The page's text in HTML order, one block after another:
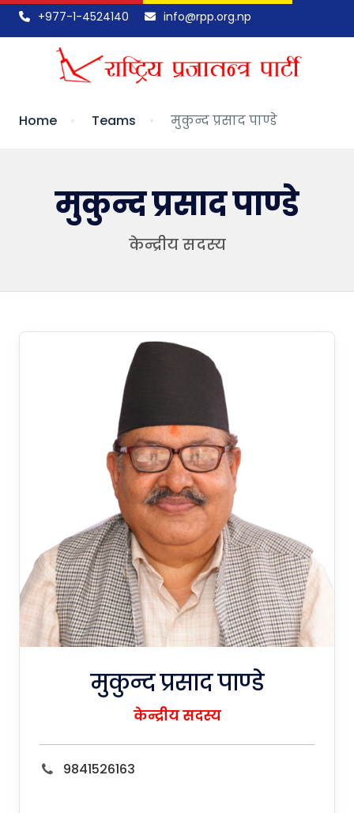
+977-1-4524140 info@rpp.org.np
Home Teams मुकुन्द प्रसाद पाण्डे
मुकुन्द प्रसाद पाण्डे
केन्द्रीय सदस्य
मुकुन्द प्रसाद पाण्डे
केन्द्रीय सदस्य
9841526163